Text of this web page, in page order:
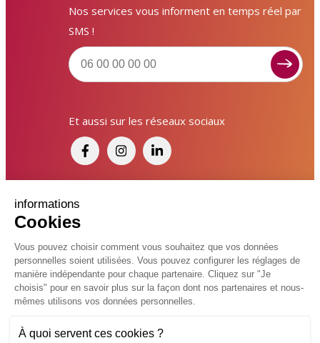
informations
Cookies
Vous pouvez choisir comment vous souhaitez que vos données
personnelles soient utilisées. Vous pouvez configurer les réglages de
manière indépendante pour chaque partenaire. Cliquez sur "Je
choisis" pour en savoir plus sur la façon dont nos partenaires et nous-
mêmes utilisons vos données personnelles.
À quoi servent ces cookies ?
Nos services vous informent en temps réel par
SMS !
Et aussi sur les réseaux sociaux
Financé par France Relance et par l'Union
Européenne
© 2026 Ville de Kingersheim
Accessibilité Mentions légales
Politiques de confidentialité
Poser une question ? Participer ?
Cliquez ici pour interagir avec les services de votre
ville !
Participer, s’engager
Contacter un service